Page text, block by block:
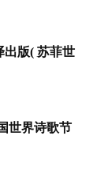
出版( 苏菲世
世界诗歌节